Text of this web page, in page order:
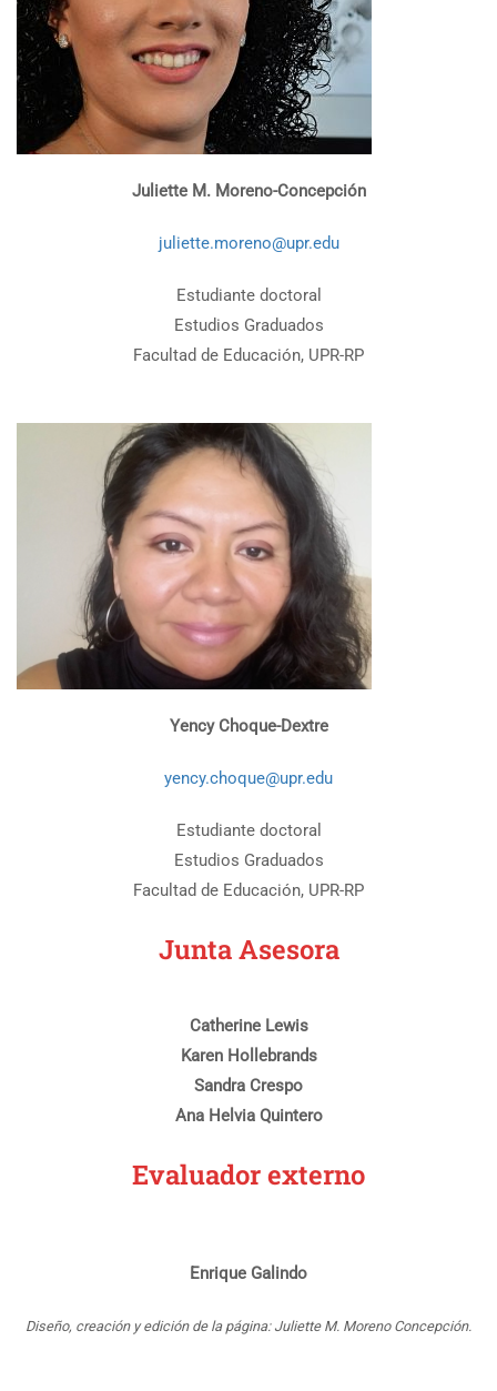
Juliette M. Moreno-Concepción
juliette.moreno@upr.edu
Estudiante doctoral
Estudios Graduados
Facultad de Educación, UPR-RP
Yency Choque-Dextre
yency.choque@upr.edu
Estudiante doctoral
Estudios Graduados
Facultad de Educación, UPR-RP
Junta Asesora
Catherine Lewis
Karen Hollebrands
Sandra Crespo
Ana Helvia Quintero
Evaluador externo
Enrique Galindo
Diseño, creación y edición de la página: Juliette M. Moreno Concepción.